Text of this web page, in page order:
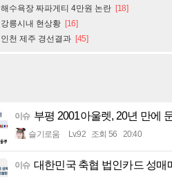
해수욕장 짜파게티 4만원 논란 [18]
강릉시내 현상황 [16]
인천 제주 경선결과 [45]
이슈 부평 2001아울렛, 20년 만에
슬기로움 Lv.92 조회 56 20:40
이슈 대한민국 축협 법인카드 성매